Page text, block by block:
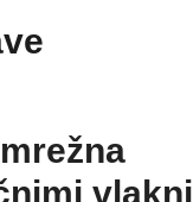
vlakni